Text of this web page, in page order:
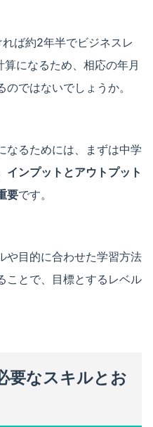
ば約2年半でビジネスレ
になるため、相応の年月
ではないでしょうか。
なるためには、まずは中学
インプットとアウトプット
要です。
や目的に合わせた学習方法
ことで、目標とするレベル
要なスキルとお